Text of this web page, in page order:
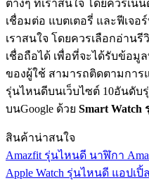
ต่างๆ ที่เราสนใจ โดยควรเน้
เชื่อมต่อ แบตเตอรี่ และฟีเจ
เราสนใจ โดยควรเลือกอ่าน
เชื่อถือได้ เพื่อที่จะได้รับข้อมู
ของผู้ใช้ สามารถติดตามการ
รุ่นไหนดีบนเว็บไซต์ 10อันดั
บนGoogle ด้วย Smart Watch
สินค้าน่าสนใจ
Amazfit รุ่นไหนดี นาฬิกา
Apple Watch รุ่นไหนดี แอปเ